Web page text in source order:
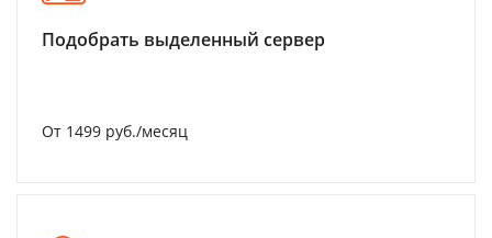
Подобрать выделенный сервер
От 1499 руб./месяц